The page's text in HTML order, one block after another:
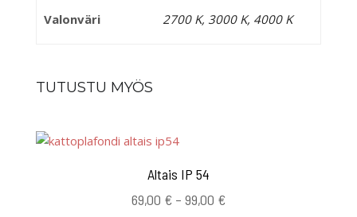
Valonväri 2700 K, 3000 K, 4000 K
TUTUSTU MYÖS
Altais IP 54
69,00 € – 99,00 €Hintaluokka: